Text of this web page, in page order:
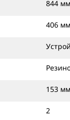
844 мм
406 мм
153 мм
2